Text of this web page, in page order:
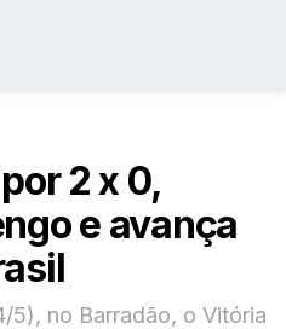
2 x 0,
e avança
5), no Barradão, o Vitória